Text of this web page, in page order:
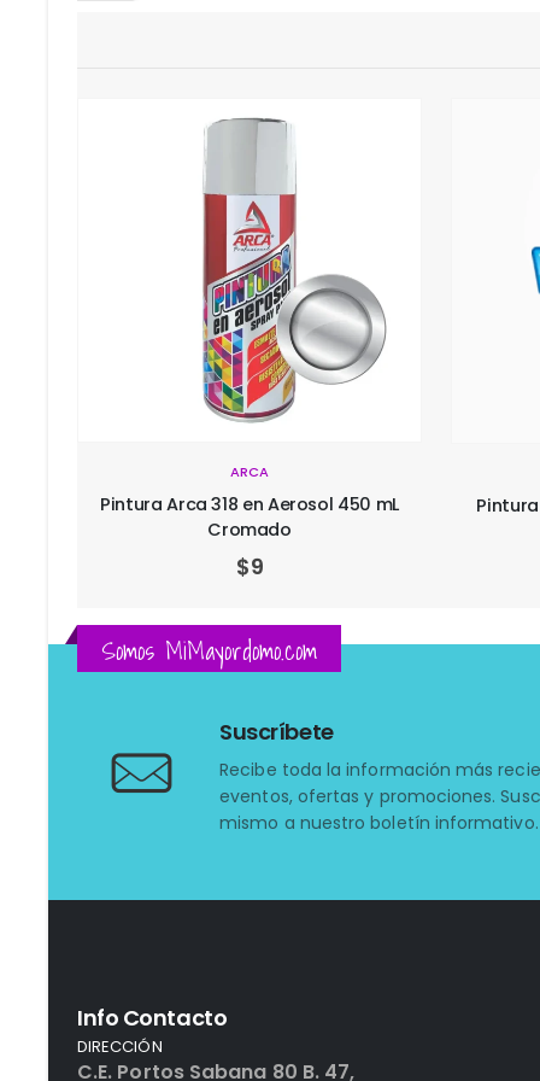
ARCA
Pintura Arca 25 en Aerosol 450 mL
Amarillo Limón
$8
Somos MiMayordomo.com
Suscríbete
Recibe toda la información más
eventos, ofertas y promociones.
mismo a nuestro boletín informativo.
Info Contacto
DIRECCIÓN
C.E. Portos Sabana 80 B. 47,